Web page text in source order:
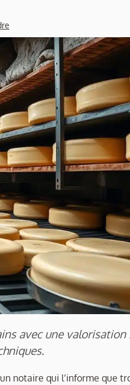
avec une valorisation
notaire qui l’informe que